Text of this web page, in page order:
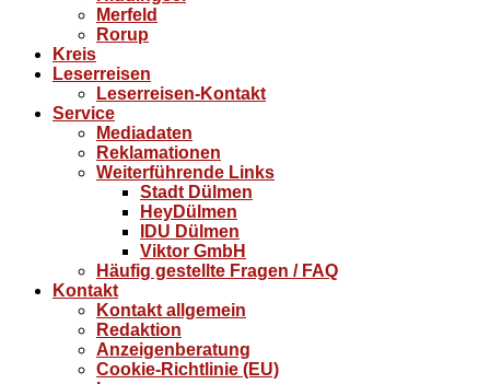
Merfeld
Rorup
Kreis
Leserreisen
Leserreisen-Kontakt
Service
Mediadaten
Reklamationen
Weiterführende Links
Stadt Dülmen
HeyDülmen
IDU Dülmen
Viktor GmbH
Häufig gestellte Fragen / FAQ
Kontakt
Kontakt allgemein
Redaktion
Anzeigenberatung
Cookie-Richtlinie (EU)